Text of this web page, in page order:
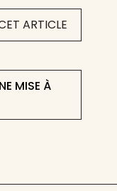
ARTICLE
MISE À